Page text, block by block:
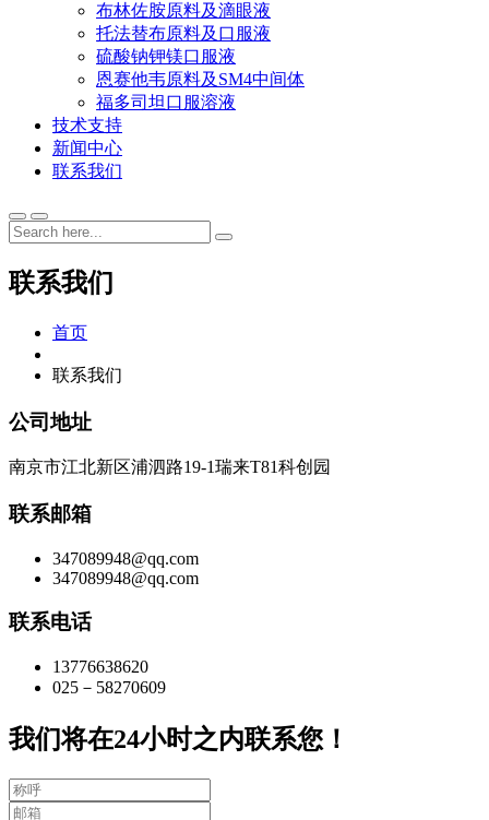
布林佐胺原料及滴眼液
托法替布原料及口服液
硫酸钠钾镁口服液
恩赛他韦原料及SM4中间体
福多司坦口服溶液
技术支持
新闻中心
联系我们
联系我们
首页
联系我们
公司地址
南京市江北新区浦泗路19-1瑞来T81科创园
联系邮箱
347089948@qq.com
347089948@qq.com
联系电话
13776638620
025－58270609
我们将在24小时之内联系您！